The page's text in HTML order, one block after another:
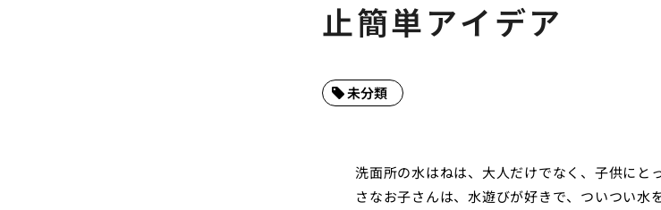
止簡単アイデア
未分類
洗面所の水はねは、大人だけでなく、子供にと
さなお子さんは、水遊びが好きで、ついつい水